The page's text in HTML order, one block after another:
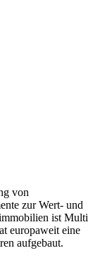
von
zur Wert- und
ist Multi
europaweit eine
aufgebaut.